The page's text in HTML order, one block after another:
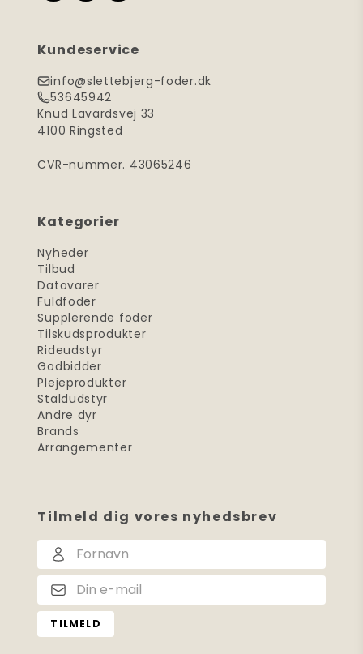
Kundeservice
info@slettebjerg-foder.dk
53645942
Knud Lavardsvej 33
4100 Ringsted
CVR-nummer. 43065246
Kategorier
Nyheder
Tilbud
Datovarer
Fuldfoder
Supplerende foder
Tilskudsprodukter
Rideudstyr
Godbidder
Plejeprodukter
Staldudstyr
Andre dyr
Brands
Arrangementer
Tilmeld dig vores nyhedsbrev
TILMELD